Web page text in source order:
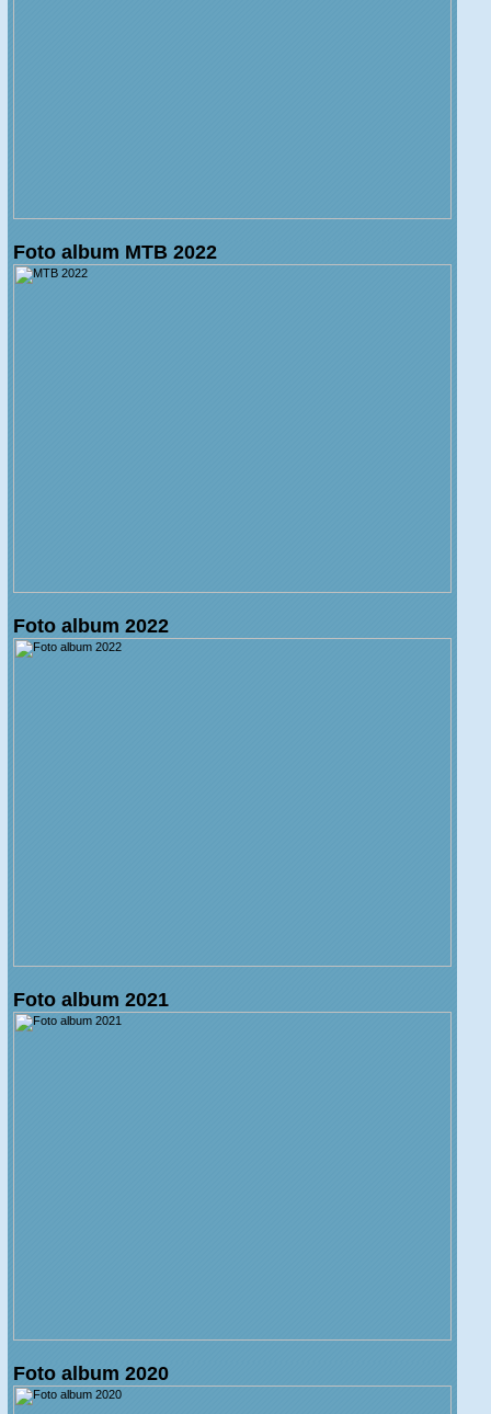
Foto album MTB 2022
Foto album 2022
Foto album 2021
Foto album 2020